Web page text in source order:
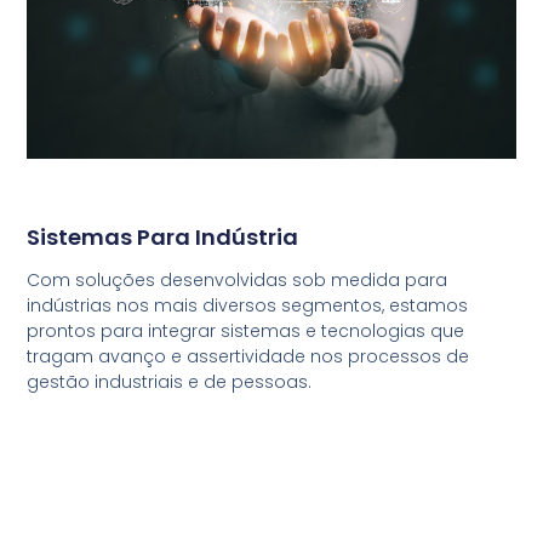
Sistemas Para Indústria
Com soluções desenvolvidas sob medida para
indústrias nos mais diversos segmentos, estamos
prontos para integrar sistemas e tecnologias que
tragam avanço e assertividade nos processos de
gestão industriais e de pessoas.